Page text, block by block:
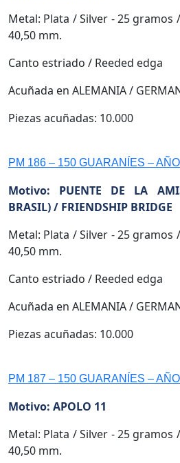
Metal: Plata / Silver - 25 gramos
40,50 mm.
Canto estriado / Reeded edga
Acuñada en ALEMANIA /
Piezas acuñadas: 10.000
PM 186 – 150 GUARANÍES –
Motivo: PUENTE DE LA
BRASIL) / FRIENDSHIP BRIDGE
Metal: Plata / Silver - 25 gramos
40,50 mm.
Canto estriado / Reeded edga
Acuñada en ALEMANIA /
Piezas acuñadas: 10.000
PM 187 – 150 GUARANÍES –
Motivo: APOLO 11
Metal: Plata / Silver - 25 gramos
40,50 mm.